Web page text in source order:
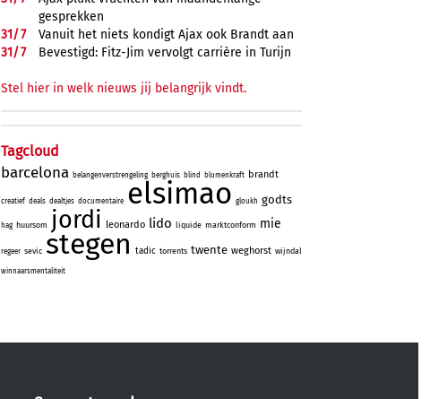
gesprekken
31/7
Vanuit het niets kondigt Ajax ook Brandt aan
31/7 Bevestigd: Fitz-Jim vervolgt carrière in Turijn
Stel hier in welk nieuws jij belangrijk vindt.
Tagcloud
barcelona belangenverstrengeling berghuis blind blumenkraft brandt
creatief deals dealtjes documentaire elsimao gloukh godts
hag huursom jordi leonardo lido liquide marktconform mie
regeer sevic stegen tadic torrents twente weghorst wijndal
winnaarsmentaliteit